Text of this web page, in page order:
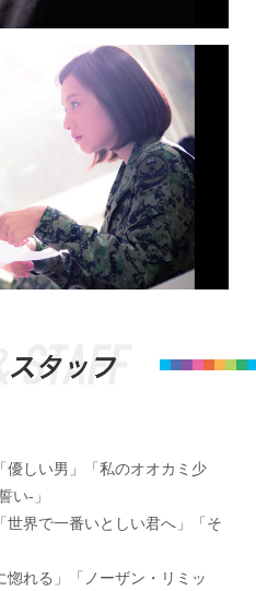
優しい男」「私のオオカミ少
い-」
界で一番いとしい君へ」「そ
惚れる」「ノーザン・リミッ